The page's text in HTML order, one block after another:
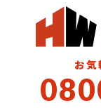
お